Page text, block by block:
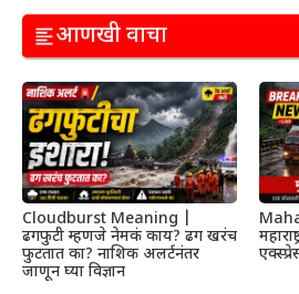
आणखी वाचा
Cloudburst Meaning |
ढगफुटी म्हणजे नेमकं काय? ढग खरंच
फुटतात का? नाशिक अलर्टनंतर
जाणून घ्या विज्ञान